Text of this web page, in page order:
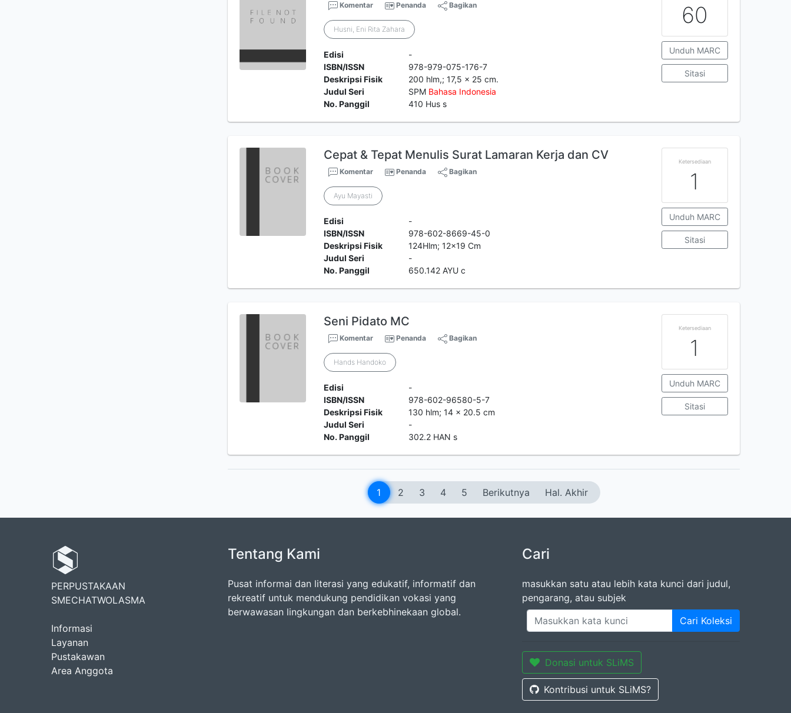
Komentar Penanda Bagikan
Husni, Eni Rita Zahara
Edisi
-
ISBN/ISSN
978-979-075-176-7
Deskripsi Fisik
200 hlm,; 17,5 x 25 cm.
Judul Seri
SPM Bahasa Indonesia
No. Panggil
410 Hus s
60
Unduh MARC
Sitasi
Cepat & Tepat Menulis Surat Lamaran Kerja dan CV
Komentar Penanda Bagikan
Ayu Mayasti
Edisi
-
ISBN/ISSN
978-602-8669-45-0
Deskripsi Fisik
124Hlm; 12x19 Cm
Judul Seri
-
No. Panggil
650.142 AYU c
Ketersediaan
1
Unduh MARC
Sitasi
Seni Pidato MC
Komentar Penanda Bagikan
Hands Handoko
Edisi
-
ISBN/ISSN
978-602-96580-5-7
Deskripsi Fisik
130 hlm; 14 x 20.5 cm
Judul Seri
-
No. Panggil
302.2 HAN s
Ketersediaan
1
Unduh MARC
Sitasi
1 2 3 4 5 Berikutnya Hal. Akhir
PERPUSTAKAAN
SMECHATWOLASMA
Informasi
Layanan
Pustakawan
Area Anggota
Tentang Kami
Pusat informai dan literasi yang edukatif, informatif dan
rekreatif untuk mendukung pendidikan vokasi yang
berwawasan lingkungan dan berkebhinekaan global.
Cari
masukkan satu atau lebih kata kunci dari judul,
pengarang, atau subjek
Cari Koleksi
Donasi untuk SLiMS
Kontribusi untuk SLiMS?